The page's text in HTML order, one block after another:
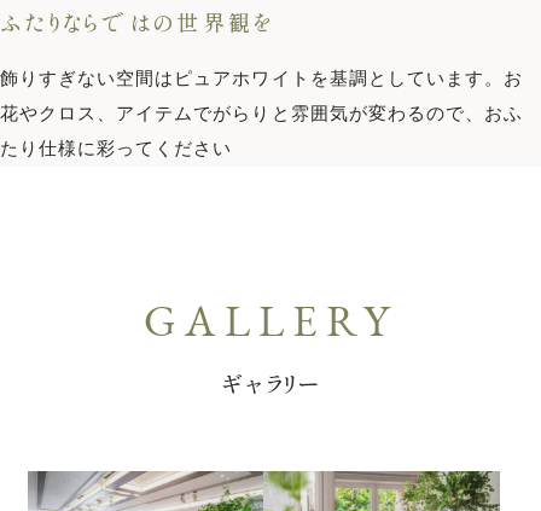
ふたりならではの世界観を
飾りすぎない空間はピュアホワイトを基調としています。お
花やクロス、アイテムでがらりと雰囲気が変わるので、おふ
たり仕様に彩ってください
ギャラリー